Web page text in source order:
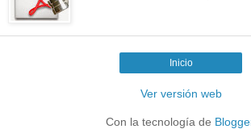
Inicio
Ver versión web
Con la tecnología de